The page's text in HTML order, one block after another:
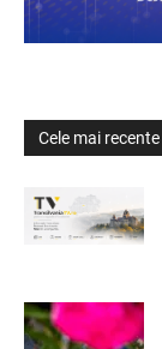
Cele mai recente